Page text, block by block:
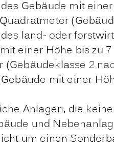
Gebäude mit
Quadratmeter
land- oder
einer Höhe bis zu
(Gebäudeklasse 2
mit einer
Anlagen, die
und
um einen